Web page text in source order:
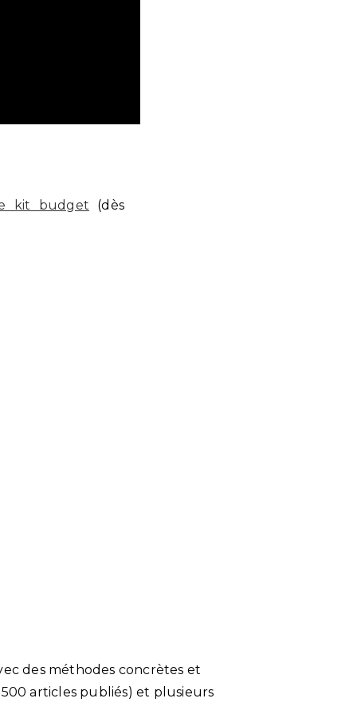
kit budget (dès
des méthodes concrètes et
articles publiés) et plusieurs